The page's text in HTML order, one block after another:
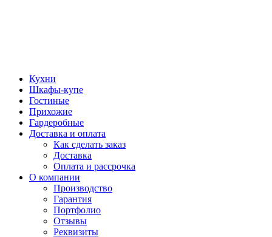
Кухни
Шкафы-купе
Гостиные
Прихожие
Гардеробные
Доставка и оплата
Как сделать заказ
Доставка
Оплата и рассрочка
О компании
Производство
Гарантия
Портфолио
Отзывы
Реквизиты